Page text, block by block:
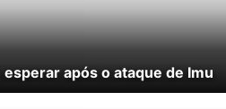
após o ataque de Imu